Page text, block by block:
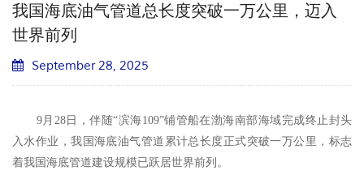
我国海底油气管道总长度突破一万公里，迈入
世界前列
September 28, 2025
9月28日，伴随“滨海109”铺管船在渤海南部海域完成终止封头
入水作业，我国海底油气管道累计总长度正式突破一万公里，标志
着我国海底管道建设规模已跃居世界前列。